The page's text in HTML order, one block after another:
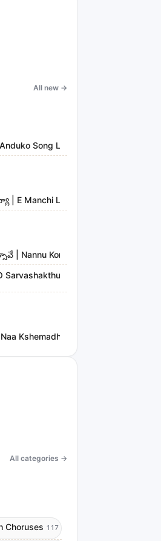
All new →
Song Lyrics
Manchi Lekunna
| Nannu Korukunnaave Nannu
Naa Sathyadevudaa
Naa Yesayya
All categories →
Choruses 117